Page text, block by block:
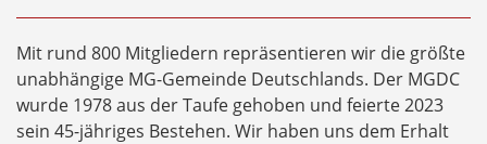
Mit rund 800 Mitgliedern repräsentieren wir die größte
unabhängige MG-Gemeinde Deutschlands. Der MGDC
wurde 1978 aus der Taufe gehoben und feierte 2023
sein 45-jähriges Bestehen. Wir haben uns dem Erhalt